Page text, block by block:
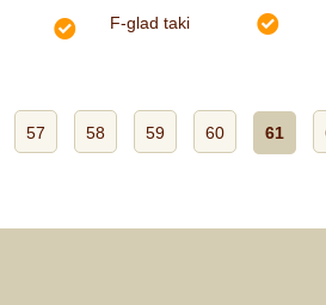
F-glad taki
57 58 59 60 61